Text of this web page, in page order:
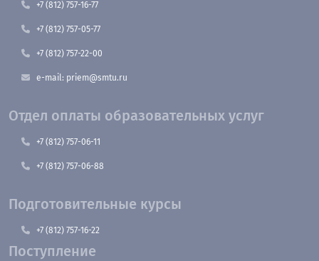
+7 (812) 757-16-77
+7 (812) 757-05-77
+7 (812) 757-22-00
e-mail: priem@smtu.ru
Отдел оплаты образовательных услуг
+7 (812) 757-06-11
+7 (812) 757-06-88
Подготовительные курсы
+7 (812) 757-16-22
Поступление